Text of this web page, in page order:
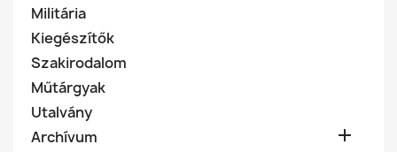
Militária
Kiegészítők
Szakirodalom
Műtárgyak
Utalvány
Archívum
